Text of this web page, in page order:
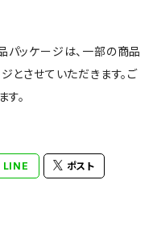
ッケージは、一部の商品
とさせていただきます。ご
。
LINE ポスト